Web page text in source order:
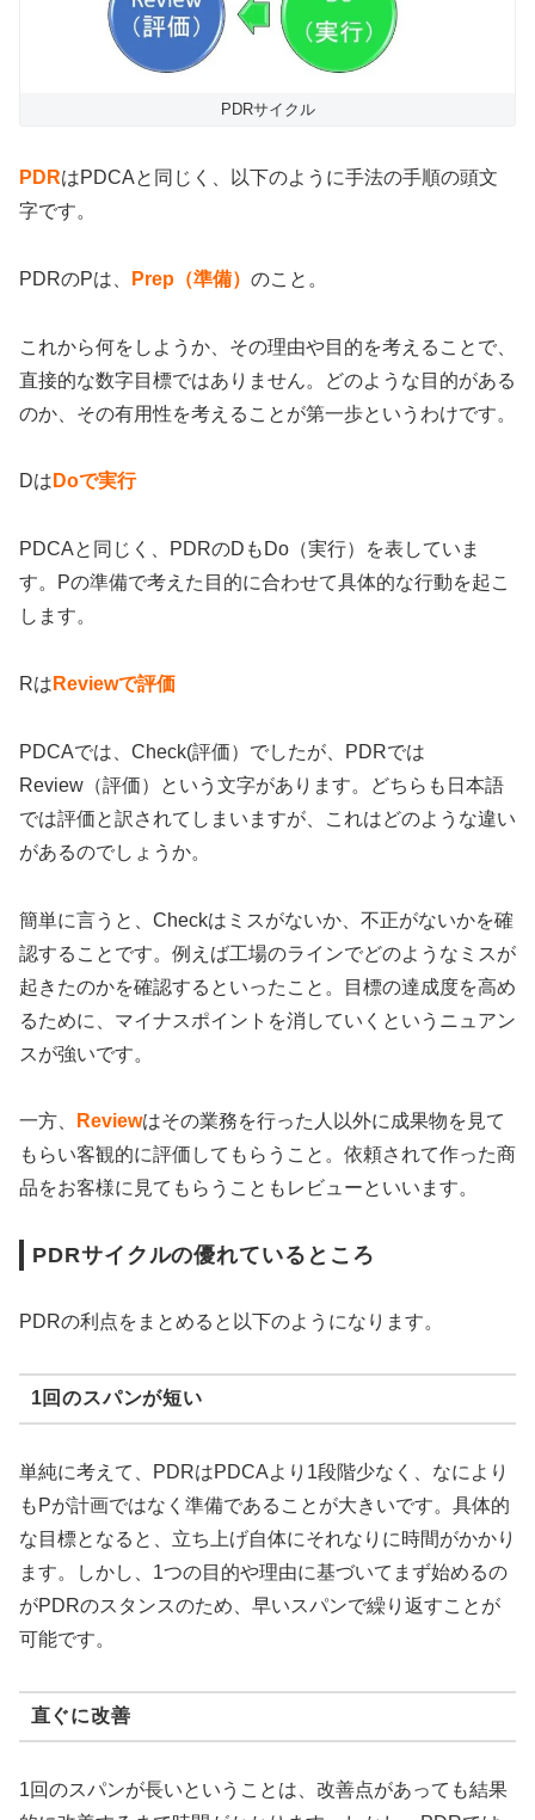
PDRサイクル
PDRはPDCAと同じく、以下のように手法の手順の頭文
字です。
PDRのPは、 Prep（準備） のこと。
これから何をしようか、その理由や目的を考えることで、
直接的な数字目標ではありません。どのような目的がある
のか、その有用性を考えることが第一歩というわけです。
Dは Doで実行
PDCAと同じく、PDRのDもDo（実行）を表していま
す。Pの準備で考えた目的に合わせて具体的な行動を起こ
します。
Rは Reviewで評価
PDCAでは、Check(評価）でしたが、PDRでは
Review（評価）という文字があります。どちらも日本語
では評価と訳されてしまいますが、これはどのような違い
があるのでしょうか。
簡単に言うと、Checkはミスがないか、不正がないかを確
認することです。例えば工場のラインでどのようなミスが
起きたのかを確認するといったこと。目標の達成度を高め
るために、マイナスポイントを消していくというニュアン
スが強いです。
一方、 Reviewはその業務を行った人以外に成果物を見て
もらい客観的に評価してもらうこと。依頼されて作った商
品をお客様に見てもらうこともレビューといいます。
PDRサイクルの優れているところ
PDRの利点をまとめると以下のようになります。
1回のスパンが短い
単純に考えて、PDRはPDCAより1段階少なく、なにより
もPが計画ではなく準備であることが大きいです。具体的
な目標となると、立ち上げ自体にそれなりに時間がかかり
ます。しかし、1つの目的や理由に基づいてまず始めるの
がPDRのスタンスのため、早いスパンで繰り返すことが
可能です。
直ぐに改善
1回のスパンが長いということは、改善点があっても結果